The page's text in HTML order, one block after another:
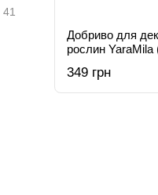
Добриво для
рослин YaraMila
349 грн
41